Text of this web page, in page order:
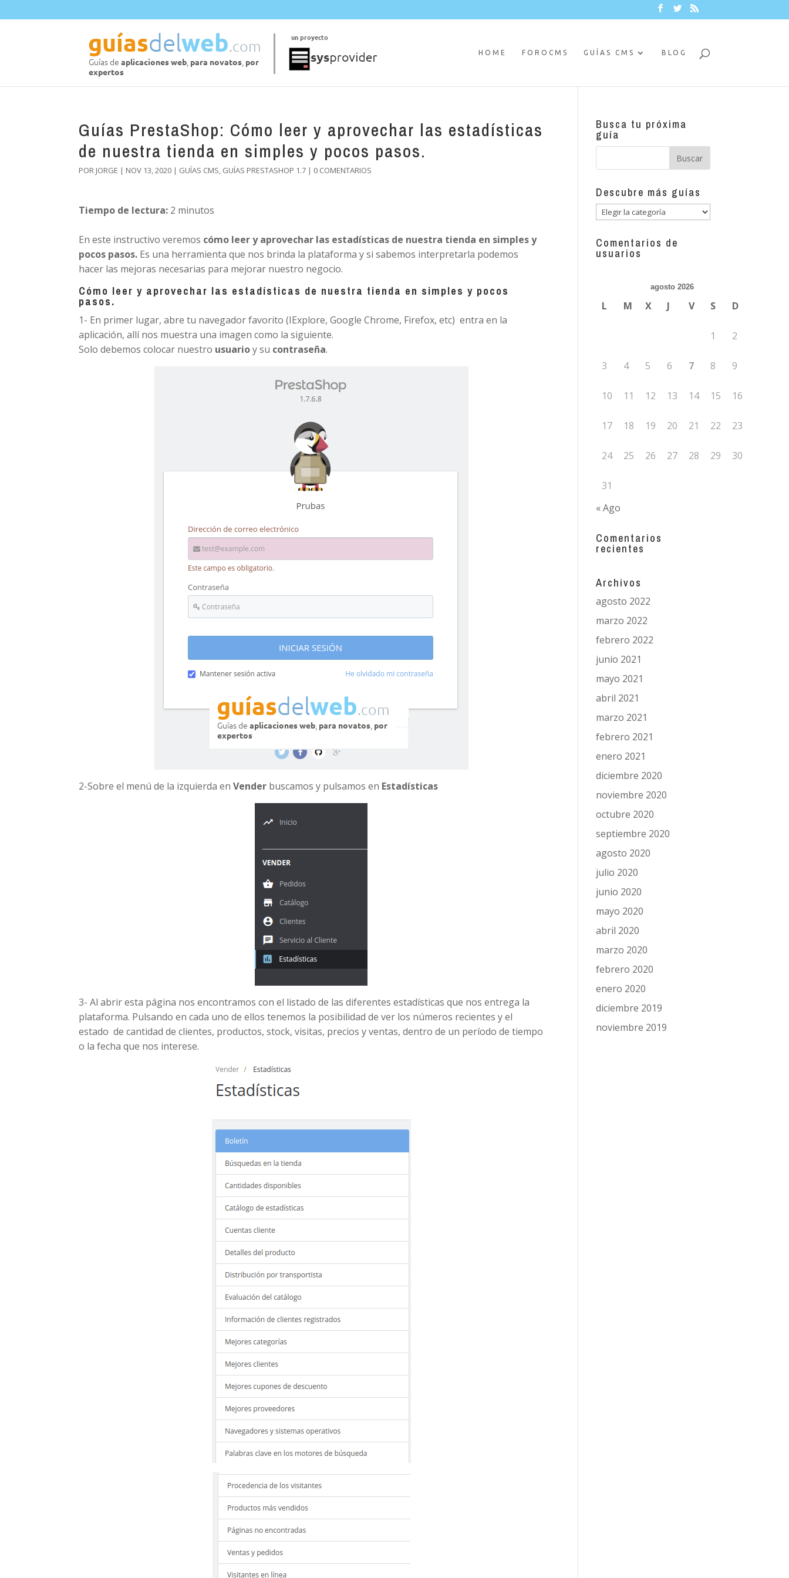
HOME FOROCMS GUÍAS CMS BLOG
Guías PrestaShop: Cómo leer y aprovechar las estadísticas
de nuestra tienda en simples y pocos pasos.
POR JORGE | NOV 13, 2020 | GUÍAS CMS, GUÍAS PRESTASHOP 1.7 | 0 COMENTARIOS
Tiempo de lectura: 2 minutos
En este instructivo veremos cómo leer y aprovechar las estadísticas de nuestra tienda en simples y
pocos pasos. Es una herramienta que nos brinda la plataforma y si sabemos interpretarla podemos
hacer las mejoras necesarias para mejorar nuestro negocio.
Cómo leer y aprovechar las estadísticas de nuestra tienda en simples y pocos
pasos.
1- En primer lugar, abre tu navegador favorito (IExplore, Google Chrome, Firefox, etc) entra en la
aplicación, allí nos muestra una imagen como la siguiente.
Solo debemos colocar nuestro usuarioy su contraseña.
2-Sobre el menú de la izquierda enVender buscamos y pulsamos en Estadísticas
3- Al abrir esta página nos encontramos con el listado de las diferentes estadísticas que nos entrega la
plataforma. Pulsando en cada uno de ellos tenemos la posibilidad de ver los números recientes y el
estado de cantidad de clientes, productos, stock, visitas, precios y ventas, dentro de un período de tiempo
o la fecha que nos interese.
Busca tu próxima
guía
Descubre más guías
Descubre
guías
Comentarios de
usuarios
agosto 2026
L M X J V S D
1 2
3 4 5 6 7 8 9
10 11 12 13 14 15 16
17 18 19 20 21 22 23
24 25 26 27 28 29 30
31
« Ago
Comentarios
recientes
Archivos
agosto 2022
marzo 2022
febrero 2022
junio 2021
mayo 2021
abril 2021
marzo 2021
febrero 2021
enero 2021
diciembre 2020
noviembre 2020
octubre 2020
septiembre 2020
agosto 2020
julio 2020
junio 2020
mayo 2020
abril 2020
marzo 2020
febrero 2020
enero 2020
diciembre 2019
noviembre 2019